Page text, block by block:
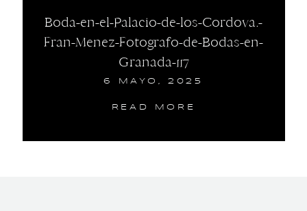
Boda-en-el-Palacio-de-los-Cordova.-
Fran-Menez-Fotografo-de-Bodas-en-
Granada-117
6 MAYO, 2025
READ MORE